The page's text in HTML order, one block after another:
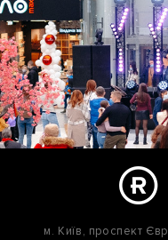
м. Київ, проспект